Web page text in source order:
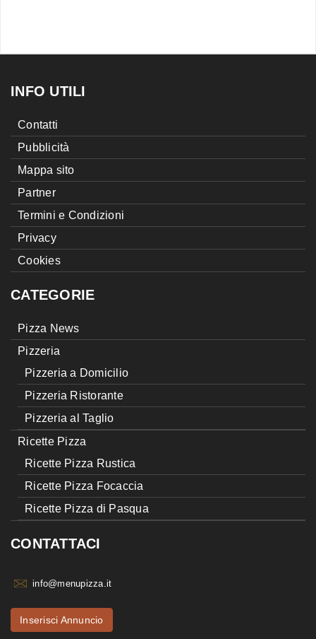
INFO UTILI
Contatti
Pubblicità
Mappa sito
Partner
Termini e Condizioni
Privacy
Cookies
CATEGORIE
Pizza News
Pizzeria
Pizzeria a Domicilio
Pizzeria Ristorante
Pizzeria al Taglio
Ricette Pizza
Ricette Pizza Rustica
Ricette Pizza Focaccia
Ricette Pizza di Pasqua
CONTATTACI
info@menupizza.it
Inserisci Annuncio